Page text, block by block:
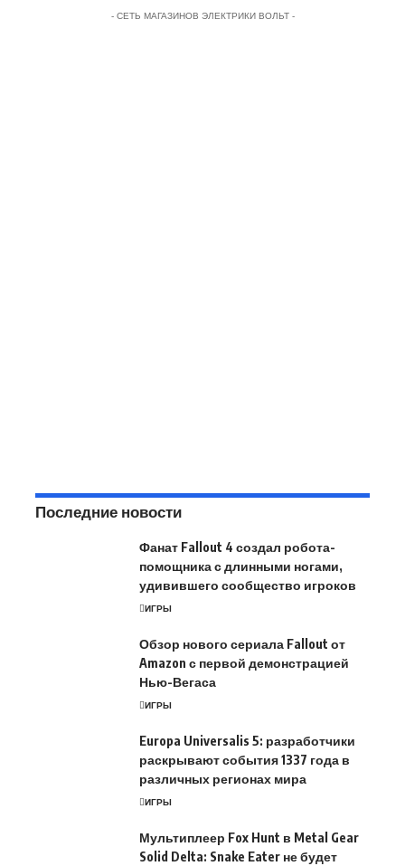
- СЕТЬ МАГАЗИНОВ ЭЛЕКТРИКИ ВОЛЬТ -
Последние новости
Фанат Fallout 4 создал робота-
помощника с длинными ногами,
удивившего сообщество игроков
ИГРЫ
Обзор нового сериала Fallout от
Amazon с первой демонстрацией
Нью-Вегаса
ИГРЫ
Europa Universalis 5: разработчики
раскрывают события 1337 года в
различных регионах мира
ИГРЫ
Мультиплеер Fox Hunt в Metal Gear
Solid Delta: Snake Eater не будет